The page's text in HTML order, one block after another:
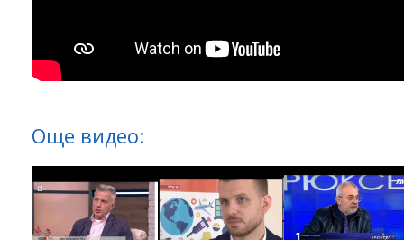
Още видео: